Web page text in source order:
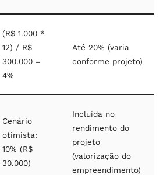
(R$ 1.000 *
12) / R$
300.000 =
4%
Até 20% (varia
conforme projeto)
Cenário
otimista:
10% (R$
30.000)
Incluída no
rendimento do
projeto
(valorização do
empreendimento)